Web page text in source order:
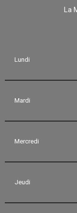
La
Lundi
Mardi
Mercredi
Jeudi